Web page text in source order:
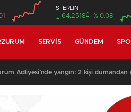
STERLİN
64,2518£ % 0.08
SERVIS GÜNDEM
Adliyesi’nde yangın: 2 kişi dumandan